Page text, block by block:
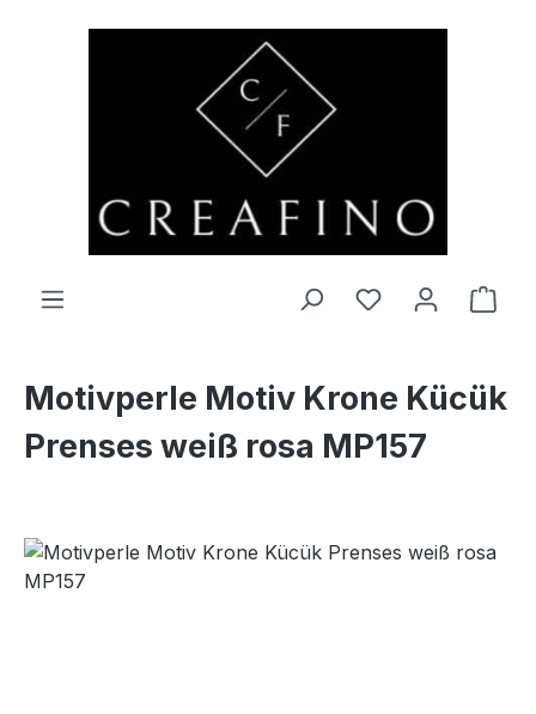
Zum Hauptinhalt springen
Du hast 0
Motivperle Motiv Krone Kücük
Prenses weiß rosa MP157